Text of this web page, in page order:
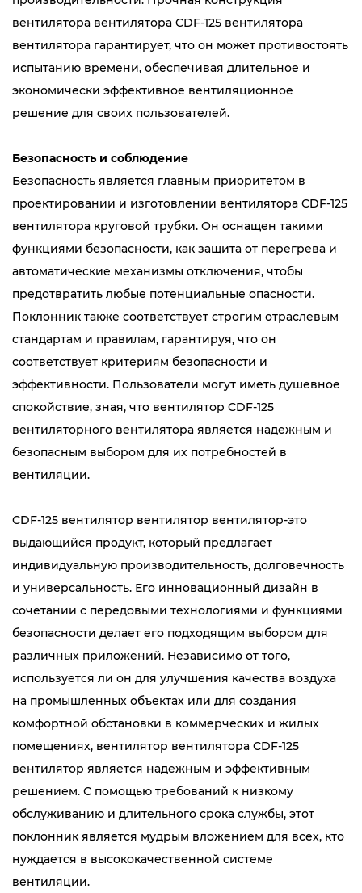
вентилятора вентилятора CDF-125 вентилятора
вентилятора гарантирует, что он может противостоять
испытанию времени, обеспечивая длительное и
экономически эффективное вентиляционное
решение для своих пользователей.
Безопасность и соблюдение
Безопасность является главным приоритетом в
проектировании и изготовлении вентилятора CDF-125
вентилятора круговой трубки. Он оснащен такими
функциями безопасности, как защита от перегрева и
автоматические механизмы отключения, чтобы
предотвратить любые потенциальные опасности.
Поклонник также соответствует строгим отраслевым
стандартам и правилам, гарантируя, что он
соответствует критериям безопасности и
эффективности. Пользователи могут иметь душевное
спокойствие, зная, что вентилятор CDF-125
вентиляторного вентилятора является надежным и
безопасным выбором для их потребностей в
вентиляции.
CDF-125 вентилятор вентилятор вентилятор-это
выдающийся продукт, который предлагает
индивидуальную производительность, долговечность
и универсальность. Его инновационный дизайн в
сочетании с передовыми технологиями и функциями
безопасности делает его подходящим выбором для
различных приложений. Независимо от того,
используется ли он для улучшения качества воздуха
на промышленных объектах или для создания
комфортной обстановки в коммерческих и жилых
помещениях, вентилятор вентилятора CDF-125
вентилятор является надежным и эффективным
решением. С помощью требований к низкому
обслуживанию и длительного срока службы, этот
поклонник является мудрым вложением для всех, кто
нуждается в высококачественной системе
вентиляции.